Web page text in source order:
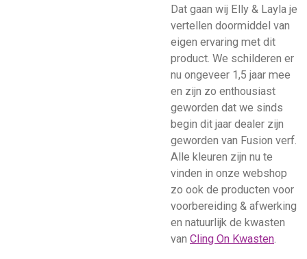
Dat gaan wij Elly & Layla je
vertellen doormiddel van
eigen ervaring met dit
product. We schilderen er
nu ongeveer 1,5 jaar mee
en zijn zo enthousiast
geworden dat we sinds
begin dit jaar dealer zijn
geworden van Fusion verf.
Alle kleuren zijn nu te
vinden in onze webshop
zo ook de producten voor
voorbereiding & afwerking
en natuurlijk de kwasten
van Cling On Kwasten.